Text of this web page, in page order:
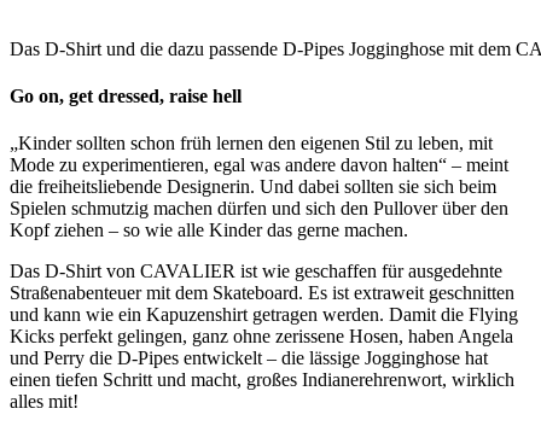
Das D-Shirt und die dazu passende D-Pipes Jogginghose mit dem
Go on, get dressed, raise hell
„Kinder sollten schon früh lernen den eigenen Stil zu leben, mit
Mode zu experimentieren, egal was andere davon halten“ – meint
die freiheitsliebende Designerin. Und dabei sollten sie sich beim
Spielen schmutzig machen dürfen und sich den Pullover über den
Kopf ziehen – so wie alle Kinder das gerne machen.
Das D-Shirt von CAVALIER ist wie geschaffen für ausgedehnte
Straßenabenteuer mit dem Skateboard. Es ist extraweit geschnitten
und kann wie ein Kapuzenshirt getragen werden. Damit die Flying
Kicks perfekt gelingen, ganz ohne zerissene Hosen, haben Angela
und Perry die D-Pipes entwickelt – die lässige Jogginghose hat
einen tiefen Schritt und macht, großes Indianerehrenwort, wirklich
alles mit!